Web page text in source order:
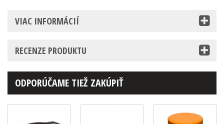
VIAC INFORMÁCIÍ
RECENZE PRODUKTU
ODPORÚČAME TIEŽ ZAKÚPIŤ